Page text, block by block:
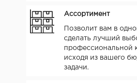
Ассортимент
Позволит вам в
сделать лучший
профессиональной
исходя из вашего
задачи.